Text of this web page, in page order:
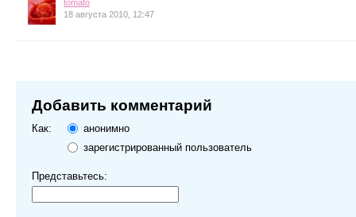
tomato
18 августа 2010, 12:47
Добавить комментарий
Как:
анонимно
зарегистрированный пользователь
Представьтесь: